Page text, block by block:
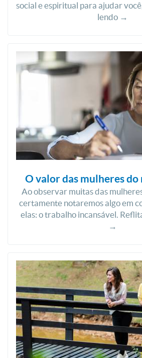
social e espiritual para ajudar
lendo →
O valor das mulheres do
Ao observar muitas das
certamente notaremos algo em
elas: o trabalho incansável.
→